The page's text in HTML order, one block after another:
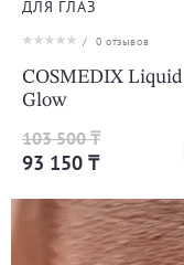
ДЛЯ ГЛАЗ
/ 0 отзывов
COSMEDIX Liquid
Glow
103 500 ₸
93 150 ₸